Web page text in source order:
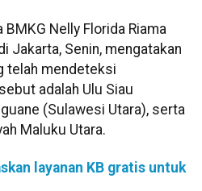
Nelly Florida Riama
Jakarta, Senin, mengatakan
telah mendeteksi
adalah Ulu Siau
(Sulawesi Utara), serta
Maluku Utara.
layanan KB gratis untuk